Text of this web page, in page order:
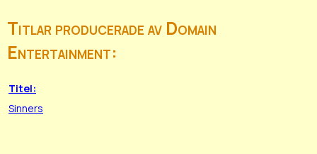
Titlar producerade av Domain
Entertainment:
Titel:
Sinners